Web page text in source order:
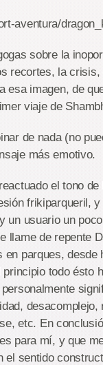
aventura/
sobre la
recortes, la
esa imagen, de
viaje de
de nada (no
más emotivo.
el tono
frikiparqueril,
un usuario un
llame de repente
parques,
todo ésto
etc. En
para mí, y que
sentido